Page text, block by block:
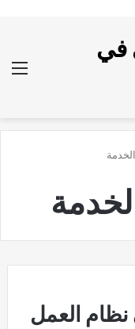
في
نظام العمل